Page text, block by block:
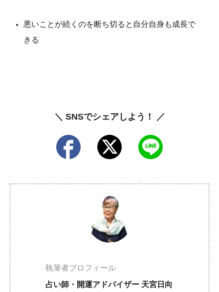
悪いことが続くのを断ち切ると自分自身も成長で
きる
＼ SNSでシェアしよう！ ／
執筆者プロフィール
占い師・開運アドバイザー 天宮日向